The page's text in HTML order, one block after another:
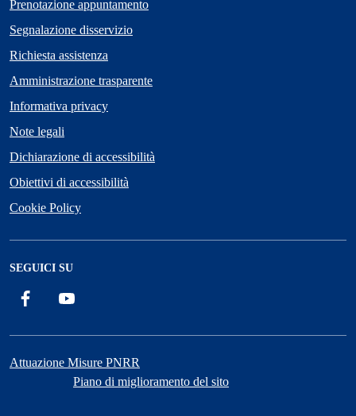
Prenotazione appuntamento
Segnalazione disservizio
Richiesta assistenza
Amministrazione trasparente
Informativa privacy
Note legali
Dichiarazione di accessibilità
Obiettivi di accessibilità
Cookie Policy
SEGUICI SU
Facebook
Attuazione Misure PNRR
Piano di miglioramento del sito